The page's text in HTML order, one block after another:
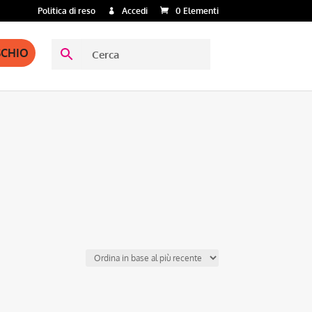
Politica di reso Accedi 0 Elementi